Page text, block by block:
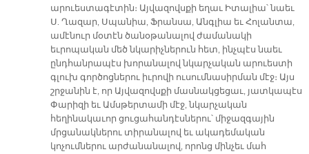
արուեստագէտին։ Այվազովսքի եղաւ Իտալիա՝ նաեւ
Ս. Ղազար, Սպանիա, Ֆրանսա, Անգլիա եւ Հոլանտա,
ամէնուր մօտէն ծանօթանալով ժամանակի
եւրոպական մեծ նկարիչներուն հետ, ինչպէս նաեւ
ընդհանրապէս խորանալով նկարչական արուեստի
գլուխ գործոցներու իւրովի ուսումնասիրման մէջ։ Այս
շրջանին է, որ Այվազովսքի մասնակցեցաւ, յատկապէս
Փարիզի եւ Ամսթերտամի մէջ, նկարչական
հեղինակաւոր ցուցահանդէսներու՝ միջազգային
մրցանակներու տիրանալով եւ ակադեմական
կոչումներու արժանանալով, որոնց մինչեւ մահ